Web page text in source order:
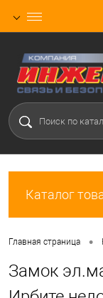
Каталог
Главная страница •
Замок